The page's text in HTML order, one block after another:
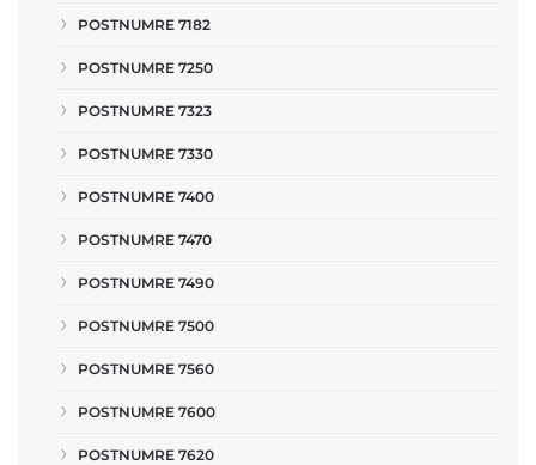
POSTNUMRE 7182
POSTNUMRE 7250
POSTNUMRE 7323
POSTNUMRE 7330
POSTNUMRE 7400
POSTNUMRE 7470
POSTNUMRE 7490
POSTNUMRE 7500
POSTNUMRE 7560
POSTNUMRE 7600
POSTNUMRE 7620